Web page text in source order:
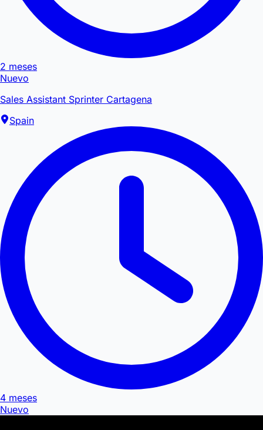
2 meses
Nuevo
Sales Assistant Sprinter Cartagena
Spain
4 meses
Nuevo